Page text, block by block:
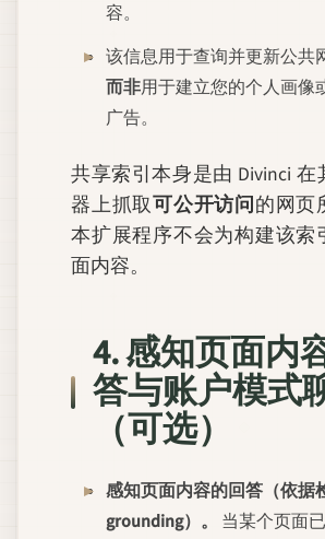
容。
该信息用于查询并更新公共
而非用于建立您的个人画像
广告。
共享索引本身是由 Divinci 在
器上抓取可公开访问的网页
本扩展程序不会为构建该索
面内容。
4. 感知页面内
答与账户模式
（可选）
感知页面内容的回答（依据
grounding）。
当某个页面